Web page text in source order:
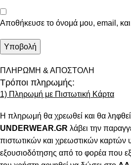
Αποθήκευσε το όνομά μου, email,
ΠΛΗΡΩΜΗ & ΑΠΟΣΤΟΛΗ
Τρόποι πληρωμής:
1) Πληρωμή με Πιστωτική Κάρτα
Η πληρωμή θα χρεωθεί και θα
UNDERWEAR.GR λάβει την
πιστωτικών και χρεωστικών καρτών
εξουσιοδότησης από το φορέα που